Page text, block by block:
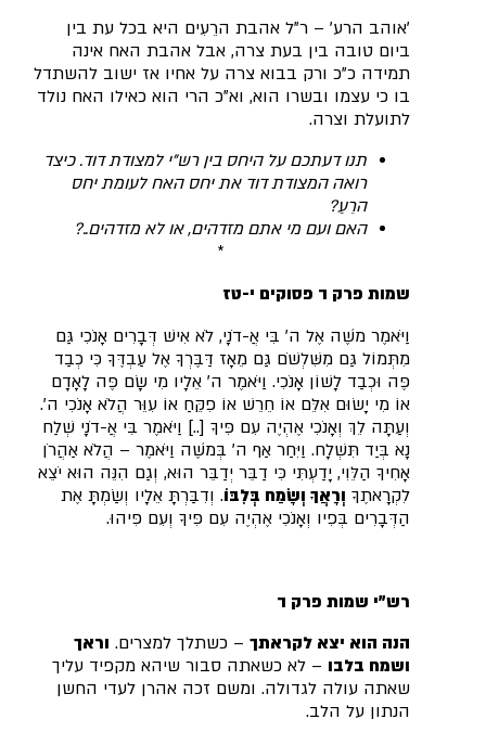
'אוהב הרע' – ר"ל אהבת הרֵעִים היא בכל עת בין
ביום טובה בין בעת צרה, אבל אהבת האח אינה
תמידה כ"כ ורק בבוא צרה על אחיו אז ישוב להשתדל
בו כי עצמו ובשרו הוא, וא"כ הרי הוא כאילו האח נולד
לתועלת וצרה.
תנו דעתכם על היחס בין רש"י למצודת דוד. כיצד
רואה המצודת דוד את יחס האח לעומת יחס
הרֵעַ?
האם ועם מי אתם מזדהים, או לא מזדהים..?
*
שמות פרק ד פסוקים י-טז
וַיֹּאמֶר מֹשֶׁה אֶל ה' בִּי אֲ-דֹנָי, לֹא אִישׁ דְּבָרִים אָנֹכִי גַּם
מִתְּמוֹל גַּם מִשִּׁלְשֹׁם גַּם מֵאָז דַּבֶּרְךָ אֶל עַבְדֶּךָ כִּי כְבַד
פֶּה וּכְבַד לָשׁוֹן אָנֹכִי. וַיֹּאמֶר ה' אֵלָיו מִי שָׂם פֶּה לָאָדָם
אוֹ מִי יָשׂוּם אִלֵּם אוֹ חֵרֵשׁ אוֹ פִקֵּחַ אוֹ עִוֵּר הֲלֹא אָנֹכִי ה'.
וְעַתָּה לֵךְ וְאָנֹכִי אֶהְיֶה עִם פִּיךָ [..] וַיֹּאמֶר בִּי אֲ-דֹנָי שְׁלַח
נָא בְּיַד תִּשְׁלָח. וַיִּחַר אַף ה' בְּמֹשֶׁה וַיֹּאמֶר – הֲלֹא אַהֲרֹן
אָחִיךָ הַלֵּוִי, יָדַעְתִּי כִּי דַבֵּר יְדַבֵּר הוּא, וְגַם הִנֵּה הוּא יֹצֵא
לִקְרָאתֶךָ וְרָאֲךָ וְשָׂמַח בְּלִבּוֹ. וְדִבַּרְתָּ אֵלָיו וְשַׂמְתָּ אֶת
הַדְּבָרִים בְּפִיו וְאָנֹכִי אֶהְיֶה עִם פִּיךָ וְעִם פִּיהוּ.
רש"י שמות פרק ד
הנה הוא יצא לקראתך – כשתלך למצרים. וראך
ושמח בלבו – לא כשאתה סבור שיהא מקפיד עליך
שאתה עולה לגדולה. ומשם זכה אהרן לעדי החשן
הנתון על הלב.